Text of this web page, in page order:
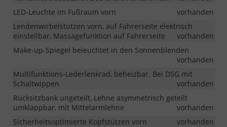
LED-Leuchte im Fußraum vorn
vorhanden
Lendenwirbelstützen vorn, auf Fahrerseite elektrisch
einstellbar, Massagefunktion auf Fahrerseite
vorhanden
Make-up-Spiegel beleuchtet in den Sonnenblenden
vorhanden
Multifunktions-Lederlenkrad, beheizbar. Bei DSG mit
Schaltwippen
vorhanden
Rücksitzbank ungeteilt, Lehne asymmetrisch geteilt
umklappbar, mit Mittelarmlehne
vorhanden
Sicherheitsoptimierte Kopfstützen vorn
vorhanden